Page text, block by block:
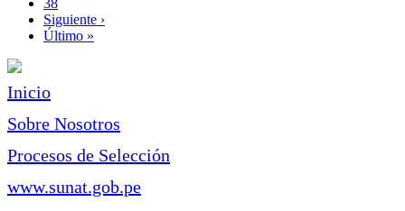
Page
38
Siguiente
página
Siguiente ›
Última
Último »
Inicio
Sobre Nosotros
Procesos de Selección
www.sunat.gob.pe